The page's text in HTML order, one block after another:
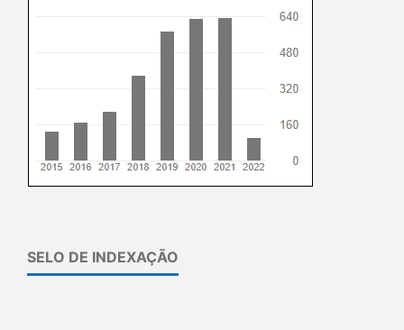
SELO DE INDEXAÇÃO